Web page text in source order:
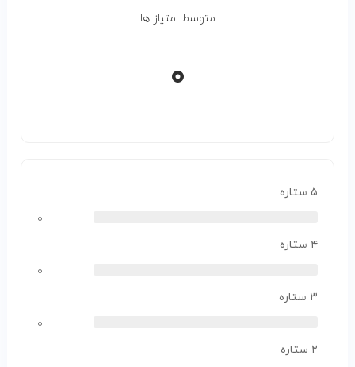
متوسط امتیاز ها
۰
۵ ستاره
۰
۴ ستاره
۰
۳ ستاره
۰
۲ ستاره